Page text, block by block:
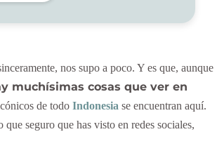
nos supo a poco. Y es que, aunque
muchísimas cosas que ver en
de todoIndonesia se encuentran aquí.
seguro que has visto en redes sociales,